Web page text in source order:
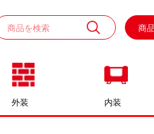
商
外装 内装